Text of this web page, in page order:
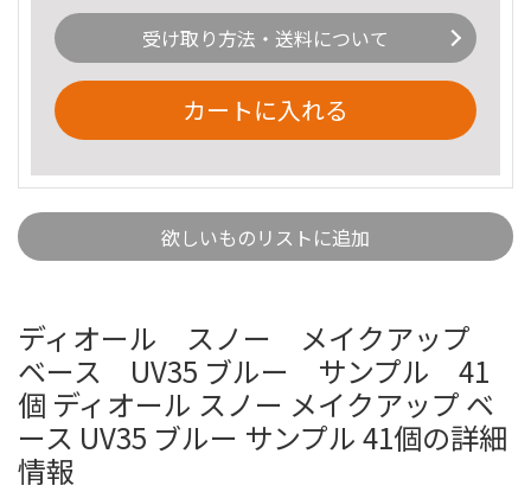
受け取り方法・送料について
カートに入れる
欲しいものリストに追加
ディオール スノー メイクアップ
ベース UV35 ブルー サンプル 41
個 ディオール スノー メイクアップ ベ
ース UV35 ブルー サンプル 41個の詳細
情報